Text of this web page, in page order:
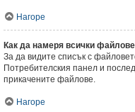
Нагоре
Как да намеря всички
За да видите списък с
Потребителския панел и
прикачените файлове.
Нагоре